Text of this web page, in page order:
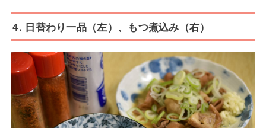
4. 日替わり一品（左）、もつ煮込み（右）